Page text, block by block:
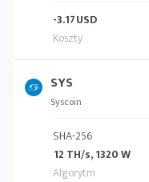
-3.17USD
SYS
Syscoin
SHA-256
12 TH/s, 1320 W